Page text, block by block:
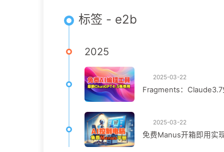
标签 - e2b
2025
2025-03-22
Fragments：Claude3.7
2025-03-22
免费Manus开箱即用实